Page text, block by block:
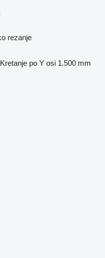
rezanje
Kretanje po Y osi 1.500 mm